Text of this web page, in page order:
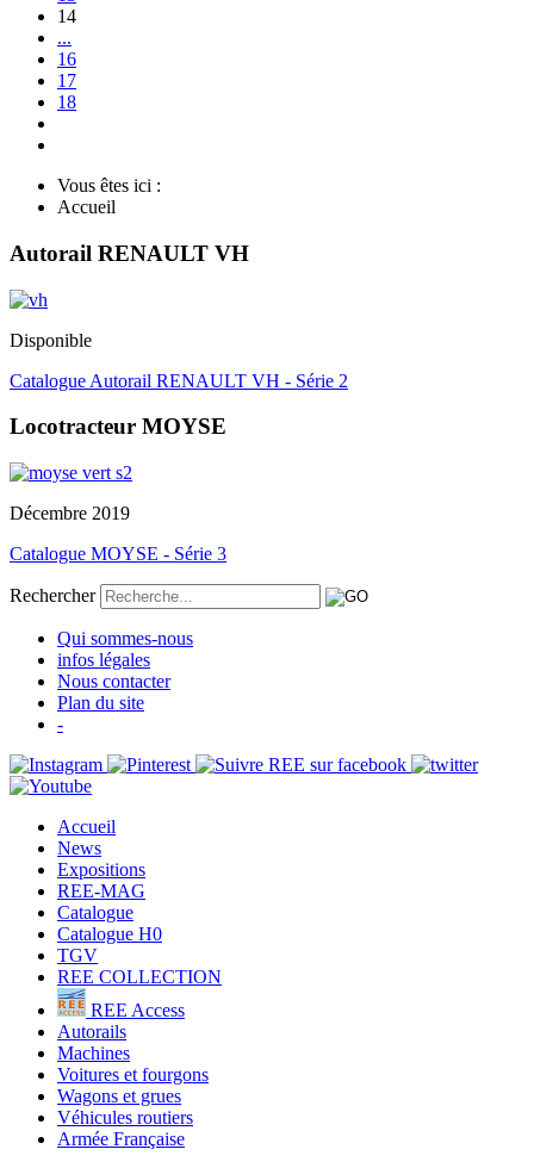
14
...
16
17
18
Vous êtes ici :
Accueil
Autorail RENAULT VH
Disponible
Catalogue Autorail RENAULT VH - Série 2
Locotracteur MOYSE
Décembre 2019
Catalogue MOYSE - Série 3
Rechercher
Qui sommes-nous
infos légales
Nous contacter
Plan du site
-
Accueil
News
Expositions
REE-MAG
Catalogue
Catalogue H0
TGV
REE COLLECTION
REE Access
Autorails
Machines
Voitures et fourgons
Wagons et grues
Véhicules routiers
Armée Française